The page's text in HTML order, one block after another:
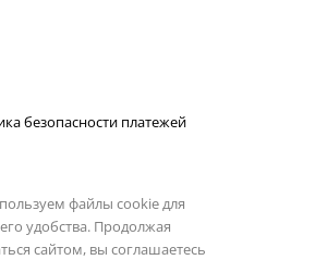
безопасности платежей
файлы cookie для
удобства. Продолжая
сайтом, вы соглашаетесь